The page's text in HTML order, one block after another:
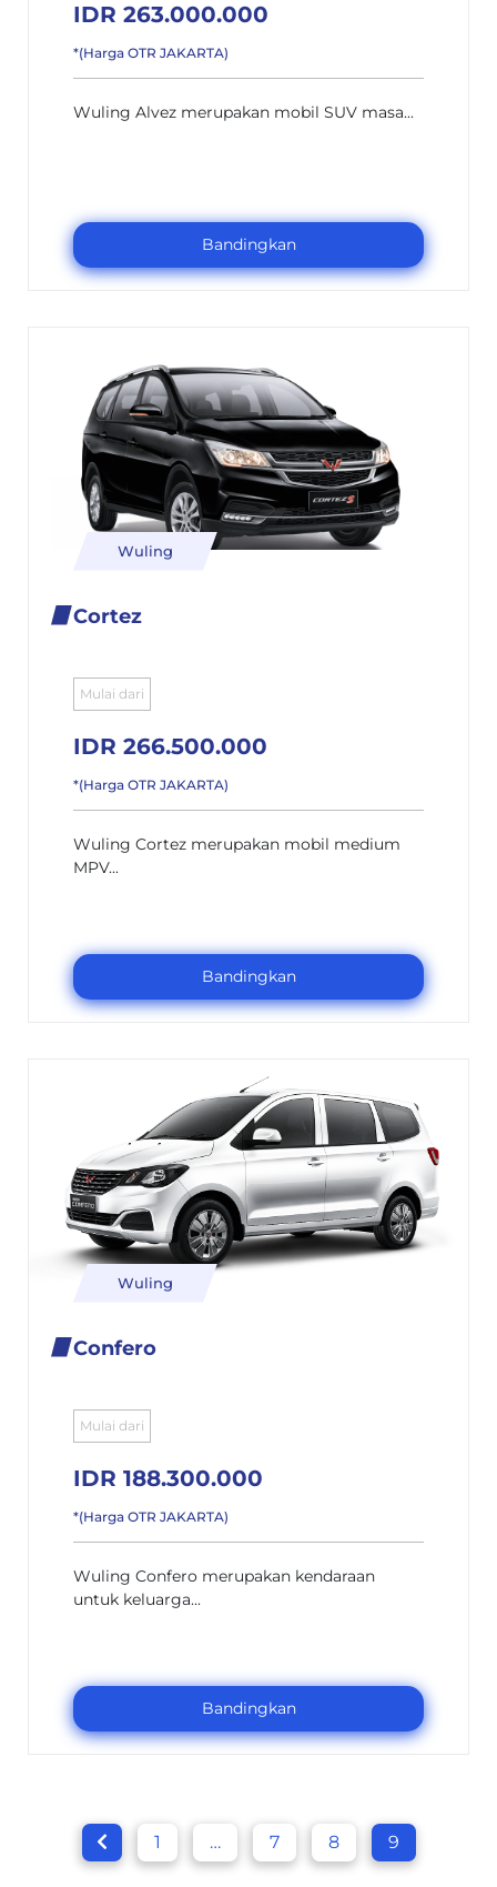
IDR 263.000.000
*(Harga OTR JAKARTA)
Wuling Alvez merupakan mobil SUV masa...
Bandingkan
Wuling
Cortez
Mulai dari
IDR 266.500.000
*(Harga OTR JAKARTA)
Wuling Cortez merupakan mobil medium
MPV...
Bandingkan
Wuling
Confero
Mulai dari
IDR 188.300.000
*(Harga OTR JAKARTA)
Wuling Confero merupakan kendaraan
untuk keluarga...
Bandingkan
1 … 7 8 9